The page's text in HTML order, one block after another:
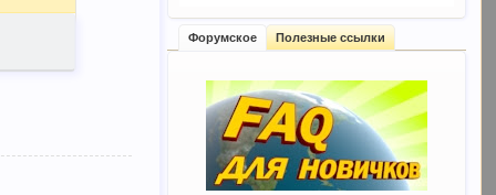
Форумское Полезные ссылки